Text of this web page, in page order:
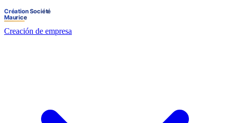
Creación de empresa